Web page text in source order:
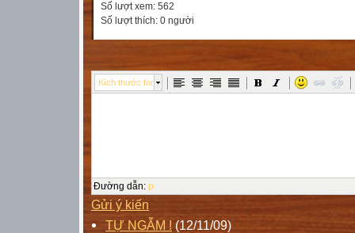
Số lượt xem: 562
Số lượt thích: 0 người
Kích thước font
Đường dẫn: p
Gửi ý kiến
TỰ NGẪM ! (12/11/09)